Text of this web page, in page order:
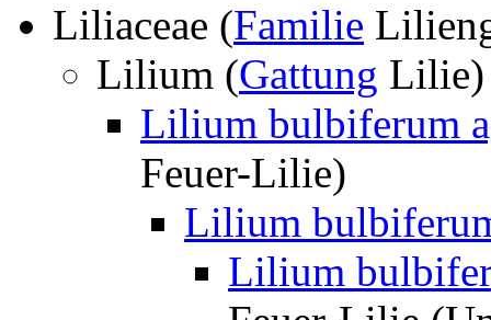
Liliaceae (Familie
Lilium (Gattung
Lilium bulbiferum
Feuer-Lilie)
Lilium
Lilium